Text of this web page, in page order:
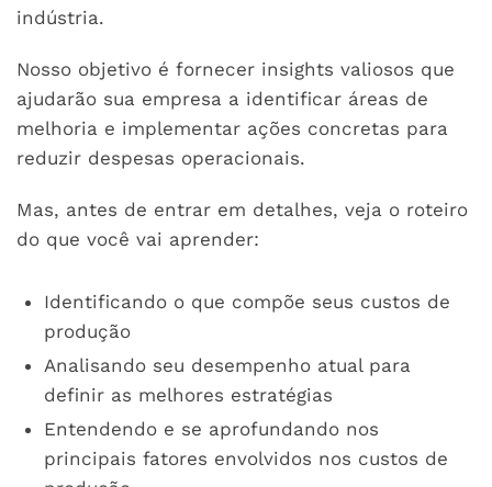
indústria.
Nosso objetivo é fornecer insights valiosos que
ajudarão sua empresa a identificar áreas de
melhoria e implementar ações concretas para
reduzir despesas operacionais.
Mas, antes de entrar em detalhes, veja o roteiro
do que você vai aprender:
Identificando o que compõe seus custos de
produção
Analisando seu desempenho atual para
definir as melhores estratégias
Entendendo e se aprofundando nos
principais fatores envolvidos nos custos de